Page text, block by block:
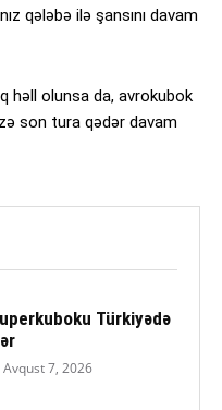
qələbə ilə şansını davam
həll olunsa da, avrokubok
son tura qədər davam
Türkiyədə
Avqust 7, 2026